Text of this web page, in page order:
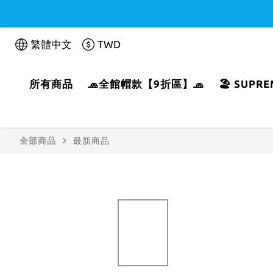
繁體中文 TWD
所有商品 🧢全館帽款【9折區】🧢 🏖️
全部商品 最新商品